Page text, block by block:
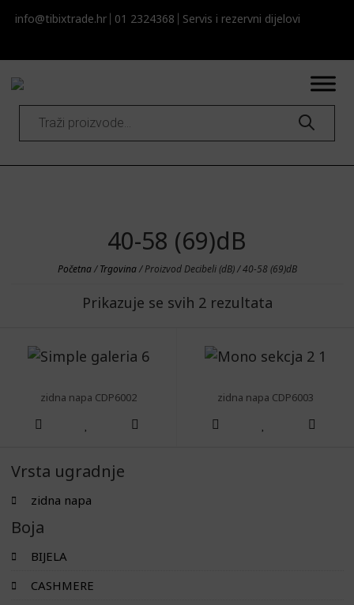
info@tibixtrade.hr 01 2324368 Servis i rezervni dijelovi​​
Products
search
40-58 (69)dB
Početna/Trgovina/ Proizvod Decibeli (dB) / 40-58 (69)dB
Prikazuje se svih 2 rezultata
zidna napa CDP6002 zidna napa CDP6003
Vrsta ugradnje
zidna napa
Boja
BIJELA
CASHMERE